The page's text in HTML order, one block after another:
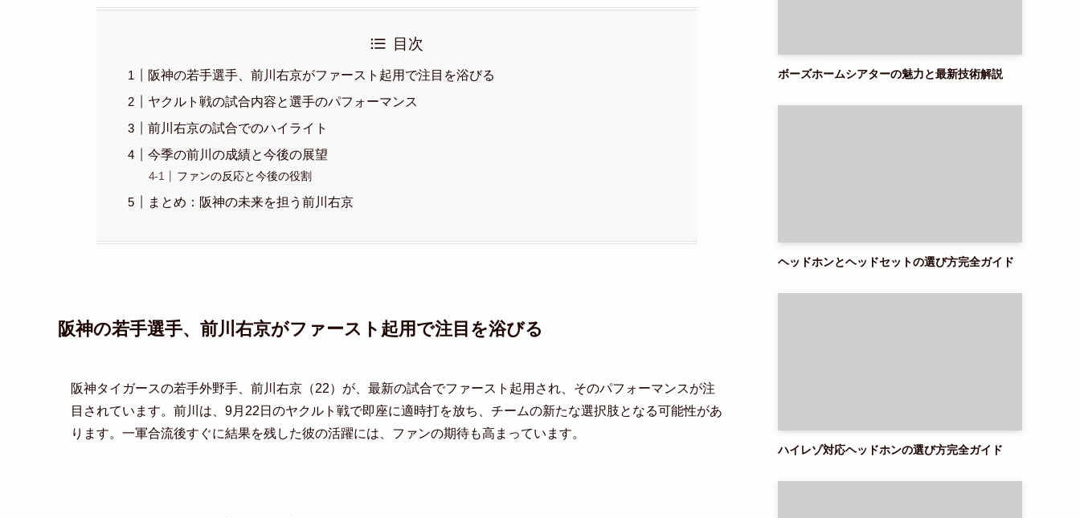
目次
阪神の若手選手、前川右京がファースト起用で注目を浴びる
ヤクルト戦の試合内容と選手のパフォーマンス
前川右京の試合でのハイライト
今季の前川の成績と今後の展望
ファンの反応と今後の役割
まとめ：阪神の未来を担う前川右京
阪神の若手選手、前川右京がファースト起用で注目を浴びる
阪神タイガースの若手外野手、前川右京（22）が、最新の試合でファースト起用され、そのパフォーマンスが注
目されています。前川は、9月22日のヤクルト戦で即座に適時打を放ち、チームの新たな選択肢となる可能性があ
ります。一軍合流後すぐに結果を残した彼の活躍には、ファンの期待も高まっています。
ボーズホームシアターの魅力と最新技術解説
ヘッドホンとヘッドセットの選び方完全ガイド
ハイレゾ対応ヘッドホンの選び方完全ガイド